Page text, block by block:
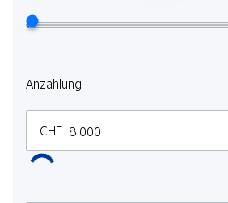
Anzahlung
CHF